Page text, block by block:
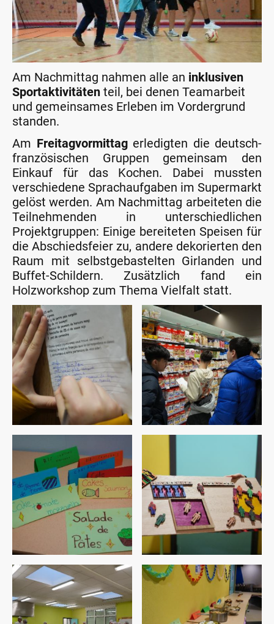
Am Nachmittag nahmen alle an inklusiven
Sportaktivitäten teil, bei denen Teamarbeit
und gemeinsames Erleben im Vordergrund
standen.
Am Freitagvormittag erledigten die deutsch-
französischen Gruppen gemeinsam den
Einkauf für das Kochen. Dabei mussten
verschiedene Sprachaufgaben im Supermarkt
gelöst werden. Am Nachmittag arbeiteten die
Teilnehmenden in unterschiedlichen
Projektgruppen: Einige bereiteten Speisen für
die Abschiedsfeier zu, andere dekorierten den
Raum mit selbstgebastelten Girlanden und
Buffet-Schildern. Zusätzlich fand ein
Holzworkshop zum Thema Vielfalt statt.